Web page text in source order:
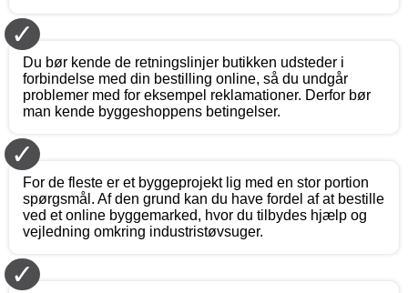
✓
Du bør kende de retningslinjer butikken udsteder i
forbindelse med din bestilling online, så du undgår
problemer med for eksempel reklamationer. Derfor bør
man kende byggeshoppens betingelser.
✓
For de fleste er et byggeprojekt lig med en stor portion
spørgsmål. Af den grund kan du have fordel af at bestille
ved et online byggemarked, hvor du tilbydes hjælp og
vejledning omkring industristøvsuger.
✓